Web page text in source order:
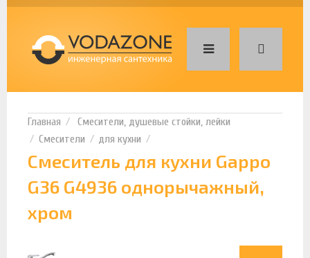
Смесители, душевые стойки, лейки
Смесители
для кухни
Смеситель для кухни Gappo
G36 G4936 однорычажный,
хром